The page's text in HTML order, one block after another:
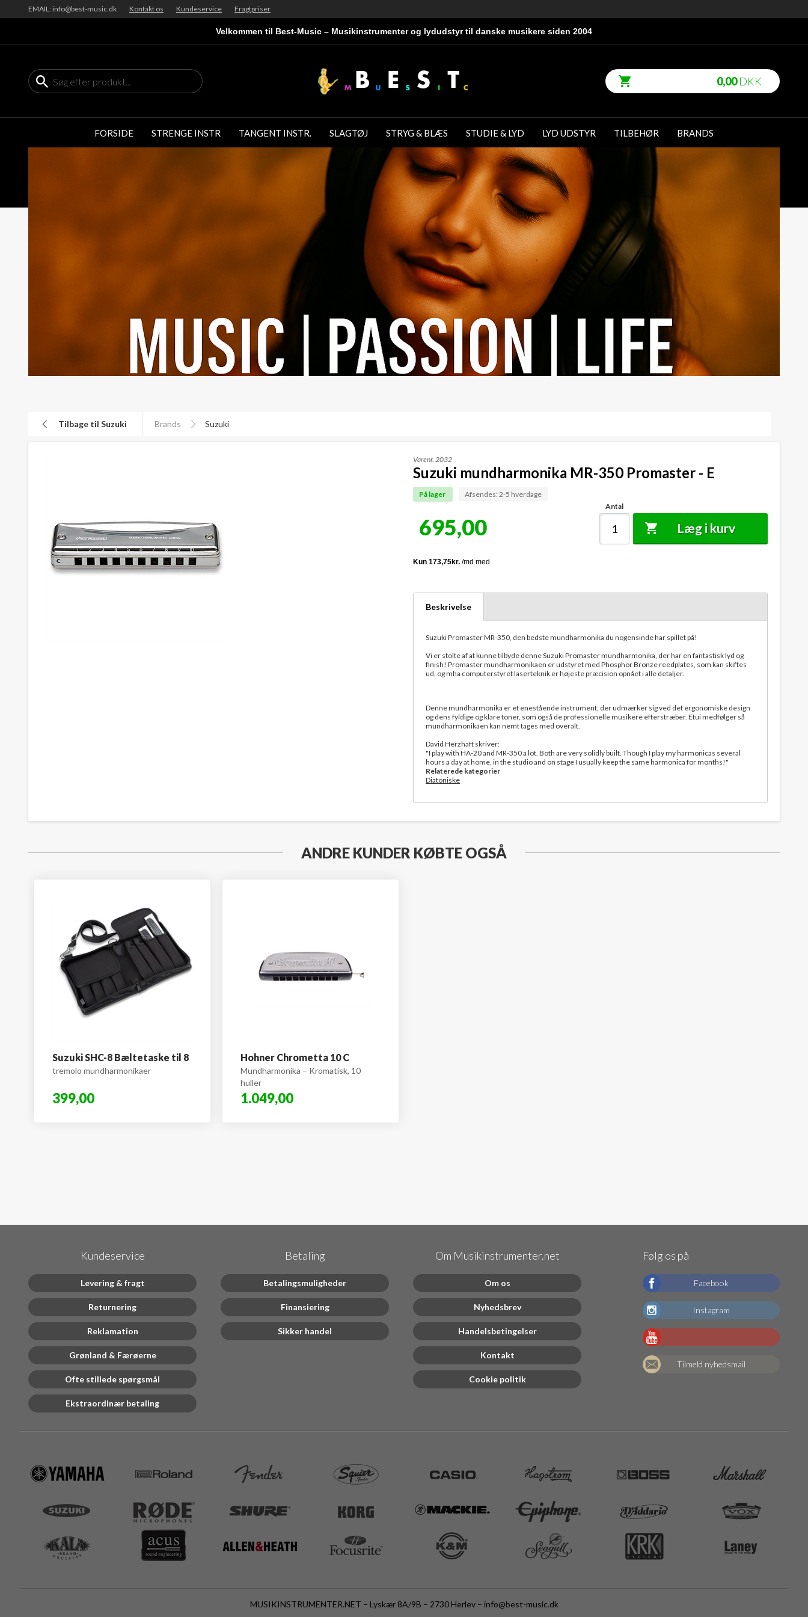
EMAIL: info@best-music.dk Kontakt os Kundeservice Fragtpriser
Velkommen til Best-Music – Musikinstrumenter og lydudstyr til danske musikere siden 2004
0,00DKK
FORSIDE STRENGE INSTR TANGENT INSTR. SLAGTØJ STRYG & BLÆS STUDIE & LYD LYD UDSTYR TILBEHØR BRANDS
Tilbage til Suzuki Brands Suzuki
Varenr. 2032
Suzuki mundharmonika MR-350 Promaster - E
På lager Afsendes: 2-5 hverdage
695,00
Antal
Læg i kurv
Beskrivelse
Suzuki Promaster MR-350, den bedste mundharmonika du nogensinde har spillet på!
Vi er stolte af at kunne tilbyde denne Suzuki Promaster mundharmonika, der har en fantastisk lyd og
finish! Promaster mundharmonikaen er udstyret med Phosphor Bronze reedplates, som kan skiftes
ud, og mha computerstyret laserteknik er højeste præcision opnået i alle detaljer.
Denne mundharmonika er et enestående instrument, der udmærker sig ved det ergonomiske design
og dens fyldige og klare toner, som også de professionelle musikere efterstræber. Etui medfølger så
mundharmonikaen kan nemt tages med overalt.
David Herzhaft skriver:
"I play with HA-20 and MR-350 a lot. Both are very solidly built. Though I play my harmonicas several
hours a day at home, in the studio and on stage I usually keep the same harmonica for months!"
Relaterede kategorier
Diatoniske
ANDRE KUNDER KØBTE OGSÅ
Suzuki SHC-8 Bæltetaske til 8
tremolo mundharmonikaer
399,00
Hohner Chrometta 10 C
Mundharmonika – Kromatisk, 10
huller
1.049,00
Kundeservice
Levering & fragt
Returnering
Reklamation
Grønland & Færøerne
Ofte stillede spørgsmål
Ekstraordinær betaling
Betaling
Betalingsmuligheder
Finansiering
Sikker handel
Om Musikinstrumenter.net
Om os
Nyhedsbrev
Handelsbetingelser
Kontakt
Cookie politik
Følg os på
Facebook
Instagram
Tilmeld nyhedsmail
MUSIKINSTRUMENTER.NET – Lyskær 8A/9B – 2730 Herlev – info@best-music.dk